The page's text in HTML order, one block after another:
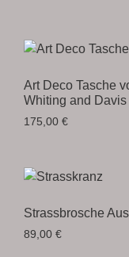
Art Deco Tasche
Whiting and Davis
175,00 €
Strassbrosche
89,00 €